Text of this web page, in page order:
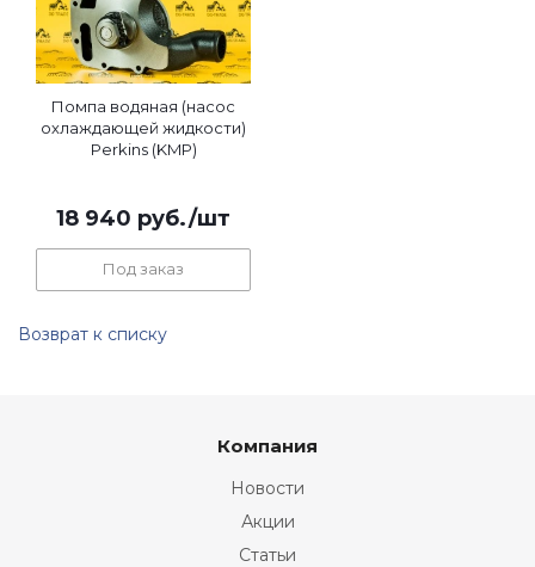
Помпа водяная (насос
охлаждающей жидкости)
Perkins (KMP)
18 940 руб./шт
Под заказ
Возврат к списку
Компания
Новости
Акции
Статьи